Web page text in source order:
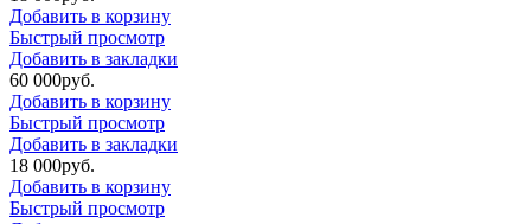
Добавить в корзину
Быстрый просмотр
Добавить в закладки
60 000руб.
Добавить в корзину
Быстрый просмотр
Добавить в закладки
18 000руб.
Добавить в корзину
Быстрый просмотр